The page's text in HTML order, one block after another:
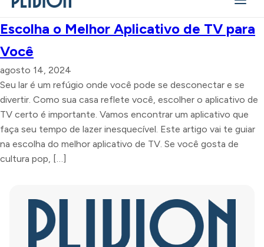
Escolha o Melhor Aplicativo de TV para
Você
agosto 14, 2024
Seu lar é um refúgio onde você pode se desconectar e se
divertir. Como sua casa reflete você, escolher o aplicativo de
TV certo é importante. Vamos encontrar um aplicativo que
faça seu tempo de lazer inesquecível. Este artigo vai te guiar
na escolha do melhor aplicativo de TV. Se você gosta de
cultura pop, […]